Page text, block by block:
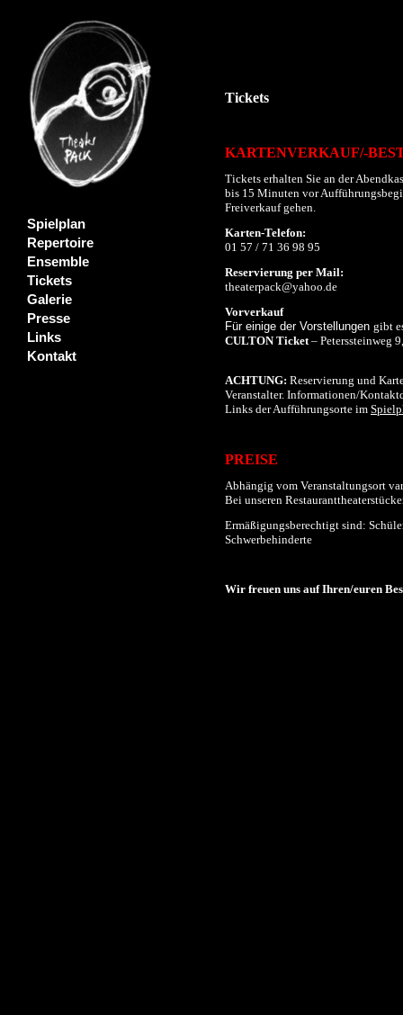
Spielplan
Repertoire
Ensemble
Tickets
Galerie
Presse
Links
Kontakt
Tickets
KARTENVERKAUF/-
Tickets erhalten Sie an der
bis 15 Minuten vor
Freiverkauf gehen.
Karten-Telefon:
01 57 / 71 36 98 95
Reservierung per Mail:
theaterpack@yahoo.de
Vorverkauf
Für einige der Vorstellungen gibt
CULTON Ticket– Peterssteinweg
ACHTUNG: Reservierung und
Veranstalter. Informationen/
Links derAufführungsorte im
PREISE
Abhängig vom Veranstaltungsort
Bei unseren
Ermäßigungsberechtigt sind:
Schwerbehinderte
Wir freuen uns auf Ihren/euren